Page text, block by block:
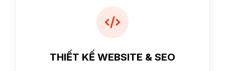
THIẾT KẾ WEBSITE & SEO